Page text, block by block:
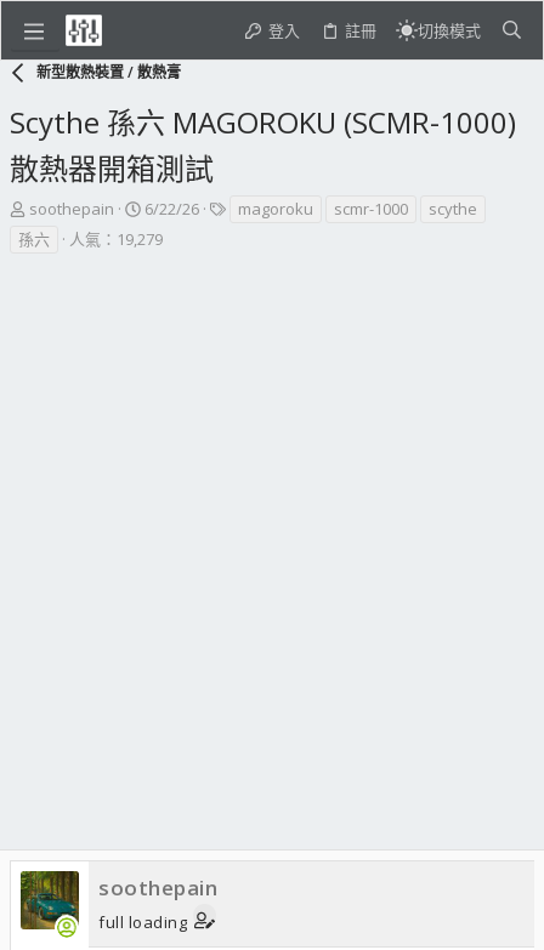
登入 註冊 切換模式
新型散熱裝置 / 散熱膏
Scythe 孫六 MAGOROKU (SCMR-1000)
散熱器開箱測試
主
題
發
soothepain
開
始
6/22/26
標magoroku scmr-1000
scythe
孫六
人氣：19,279
soothepain
full loading